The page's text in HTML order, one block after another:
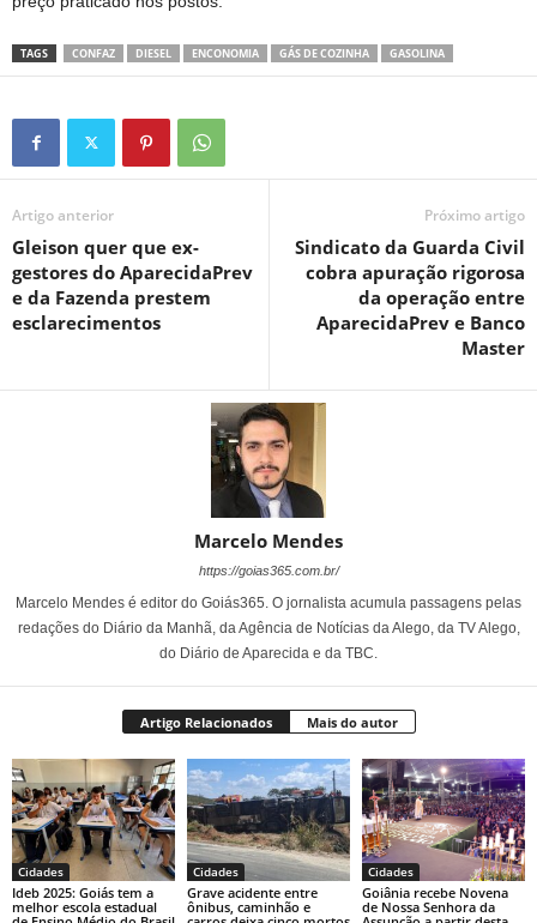
TAGS CONFAZ DIESEL ENCONOMIA GÁS DE COZINHA GASOLINA
Artigo anterior
Gleison quer que ex-
gestores do AparecidaPrev
e da Fazenda prestem
esclarecimentos
Próximo artigo
Sindicato da Guarda Civil
cobra apuração rigorosa
da operação entre
AparecidaPrev e Banco
Master
Marcelo Mendes
https://goias365.com.br/
Marcelo Mendes é editor do Goiás365. O jornalista acumula passagens pelas
redações do Diário da Manhã, da Agência de Notícias da Alego, da TV Alego,
do Diário de Aparecida e da TBC.
Artigo Relacionados Mais do autor
Cidades
Ideb 2025: Goiás tem a
melhor escola estadual
Cidades
Grave acidente entre
ônibus, caminhão e
Cidades
Goiânia recebe Novena
de Nossa Senhora da